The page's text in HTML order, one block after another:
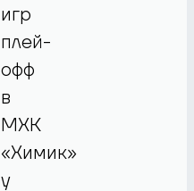
игр
плей-
офф
в
МХК
«Химик»
у